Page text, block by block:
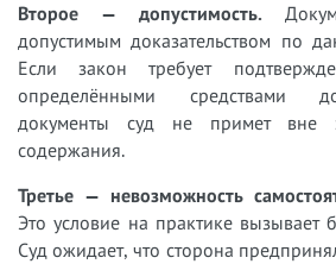
Второе — допустимость.
допустимым доказательством по
Если закон требует
определёнными средствами
документы суд не примет вне
содержания.
Третье — невозможность
Это условие на практике вызывает
Суд ожидает, что сторона